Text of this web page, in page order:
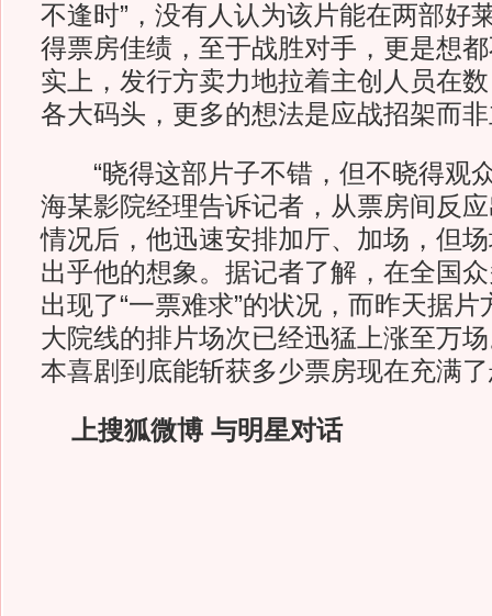
不逢时”，没有人认为该片能在两部好
得票房佳绩，至于战胜对手，更是想
实上，发行方卖力地拉着主创人员在
各大码头，更多的想法是应战招架而
“晓得这部片子不错，但不晓得观
海某影院经理告诉记者，从票房间反
情况后，他迅速安排加厅、加场，但
出乎他的想象。据记者了解，在全国
出现了“一票难求”的状况，而昨天据
大院线的排片场次已经迅猛上涨至万
本喜剧到底能斩获多少票房现在充满
上搜狐微博 与明星对话